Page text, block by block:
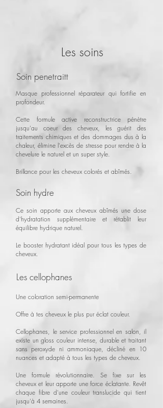
Les soins
Soin penetraitt
Masque professionnel réparateur qui fortifie en
profondeur.
Cette formule active reconstructrice pénètre
jusqu'au coeur des cheveux, les guérit des
traitements chimiques et des dommages dus à la
chaleur, élimine l'excès de stresse pour rendre à la
chevelure le naturel et un super style.
Brillance pour les cheveux colorés et abîmés.
Soin hydre
Ce soin apporte aux cheveux abîmés une dose
d'hydratation supplémentaire et rétablit leur
équilibre hydrique naturel.
Le booster hydratant idéal pour tous les types de
cheveux.
Les cellophanes
Une coloration semi-permanente
Offre à tes cheveux le plus pur éclat couleur.
Cellophanes, le service professionnel en salon, il
existe un gloss couleur intense, durable et traitant
sans peroxyde ni ammoniaque, décliné en 10
nuances et adapté à tous les types de cheveux.
Une formule révolutionnaire. Se fixe sur les
cheveux et leur apporte une force éclatante. Revêt
chaque fibre d'une couleur translucide qui tient
jusqu'à 4 semaines.